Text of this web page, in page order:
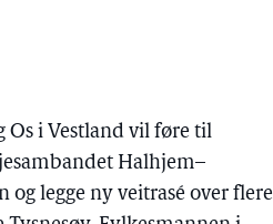
Os i Vestland vil føre til
Halhjem–
legge ny veitrasé over flere